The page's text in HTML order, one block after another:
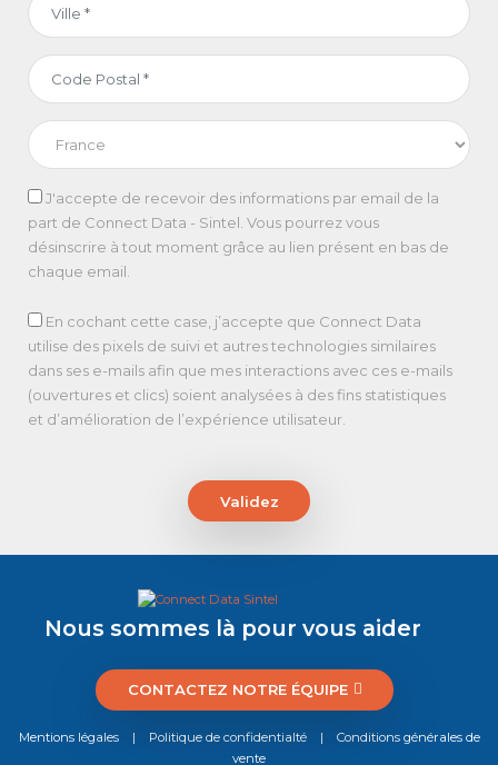
J'accepte de recevoir des informations par email de la
part de Connect Data - Sintel. Vous pourrez vous
désinscrire à tout moment grâce au lien présent en bas de
chaque email.
En cochant cette case, j’accepte que Connect Data
utilise des pixels de suivi et autres technologies similaires
dans ses e-mails afin que mes interactions avec ces e-mails
(ouvertures et clics) soient analysées à des fins statistiques
et d’amélioration de l’expérience utilisateur.
Validez
Nous sommes là pour vous aider
CONTACTEZ NOTRE ÉQUIPE
Mentions légales | Politique de confidentialté |
Conditions générales de
vente